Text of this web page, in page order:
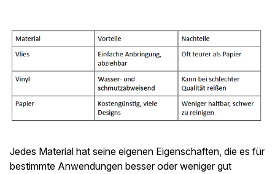
Jedes Material hat seine eigenen Eigenschaften, die es für
bestimmte Anwendungen besser oder weniger gut